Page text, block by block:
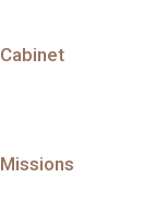
Cabinet
Missions